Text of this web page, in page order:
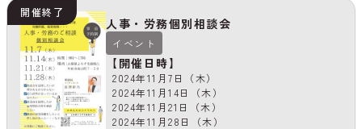
人事・労務個別相談会
イベント
【開催日時】
2024年11月7日（木）
2024年11月14日（木）
2024年11月21日（木）
2024年11月28日（木）
開催終了